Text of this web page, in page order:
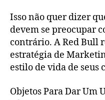
Isso não quer dizer
devem se preocupar
contrário. A Red Bull
estratégia de
estilo de vida de seus
Objetos Para Dar Um